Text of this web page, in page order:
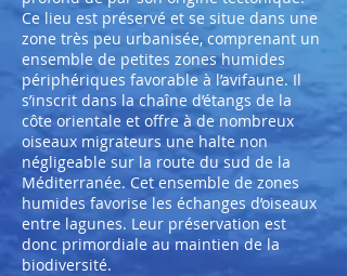
Ce lieu est préservé et se situe dans une
zone très peu urbanisée, comprenant un
ensemble de petites zones humides
périphériques favorable à l’avifaune. Il
s’inscrit dans la chaîne d’étangs de la
côte orientale et offre à de nombreux
oiseaux migrateurs une halte non
négligeable sur la route du sud de la
Méditerranée. Cet ensemble de zones
humides favorise les échanges d’oiseaux
entre lagunes. Leur préservation est
donc primordiale au maintien de la
biodiversité.